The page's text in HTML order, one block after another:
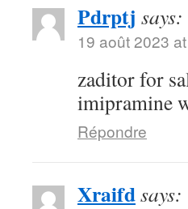
Pdrptj says:
19 août 2023
zaditor for
imipramine
Répondre
Xraifdsays: